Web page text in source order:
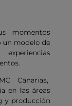
momentos
un modelo de
Canarias,
en las áreas
y producción